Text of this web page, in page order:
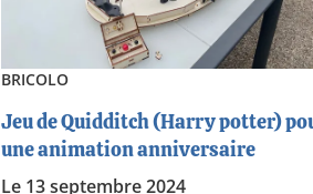
BRICOLO
Jeu de Quidditch (Harry potter)
une animation anniversaire
Le 13 septembre 2024